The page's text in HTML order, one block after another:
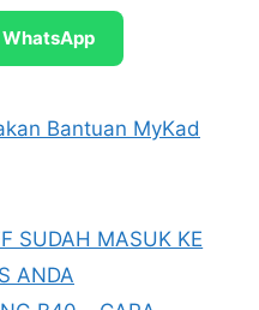
Bantuan MyKad
SUDAH MASUK KE
ANDA